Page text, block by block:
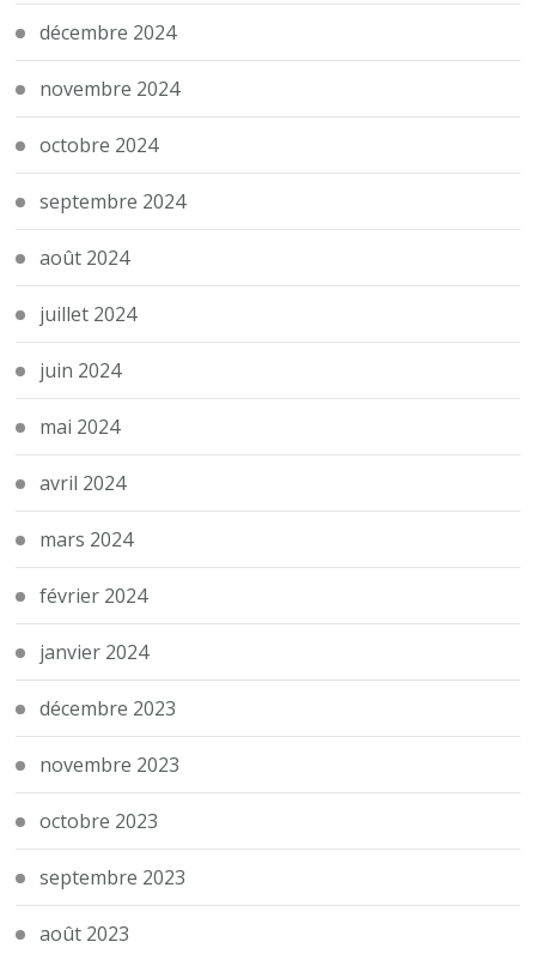
décembre 2024
novembre 2024
octobre 2024
septembre 2024
août 2024
juillet 2024
juin 2024
mai 2024
avril 2024
mars 2024
février 2024
janvier 2024
décembre 2023
novembre 2023
octobre 2023
septembre 2023
août 2023